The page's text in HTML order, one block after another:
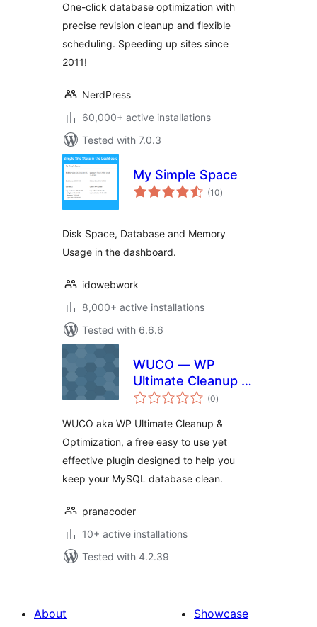
One-click database optimization with
precise revision cleanup and flexible
scheduling. Speeding up sites since
2011!
NerdPress
60,000+ active installations
Tested with 7.0.3
My Simple Space
(10total
ratings
)
Disk Space, Database and Memory
Usage in the dashboard.
idowebwork
8,000+ active installations
Tested with 6.6.6
WUCO — WP
Ultimate Cleanup &
Optimization(0total
ratings
)
WUCO aka WP Ultimate Cleanup &
Optimization, a free easy to use yet
effective plugin designed to help you
keep your MySQL database clean.
pranacoder
10+ active installations
Tested with 4.2.39
About
Showcase